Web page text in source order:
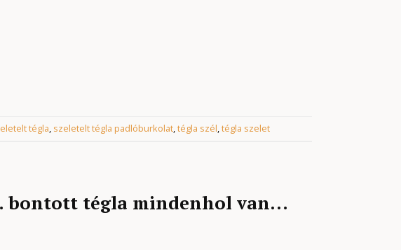
tégla, szeletelt tégla padlóburkolat,tégla szél,tégla szelet
bontott tégla mindenhol van…